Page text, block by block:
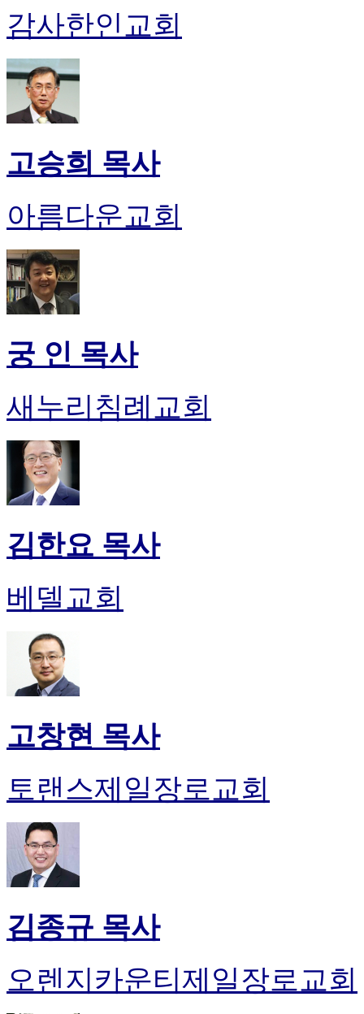
감사한인교회
고승희 목사
아름다운교회
궁 인 목사
새누리침례교회
김한요 목사
베델교회
고창현 목사
토랜스제일장로교회
김종규 목사
오렌지카운티제일장로교회